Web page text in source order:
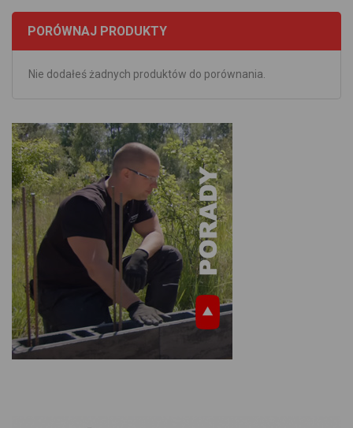
PORÓWNAJ PRODUKTY
Nie dodałeś żadnych produktów do porównania.